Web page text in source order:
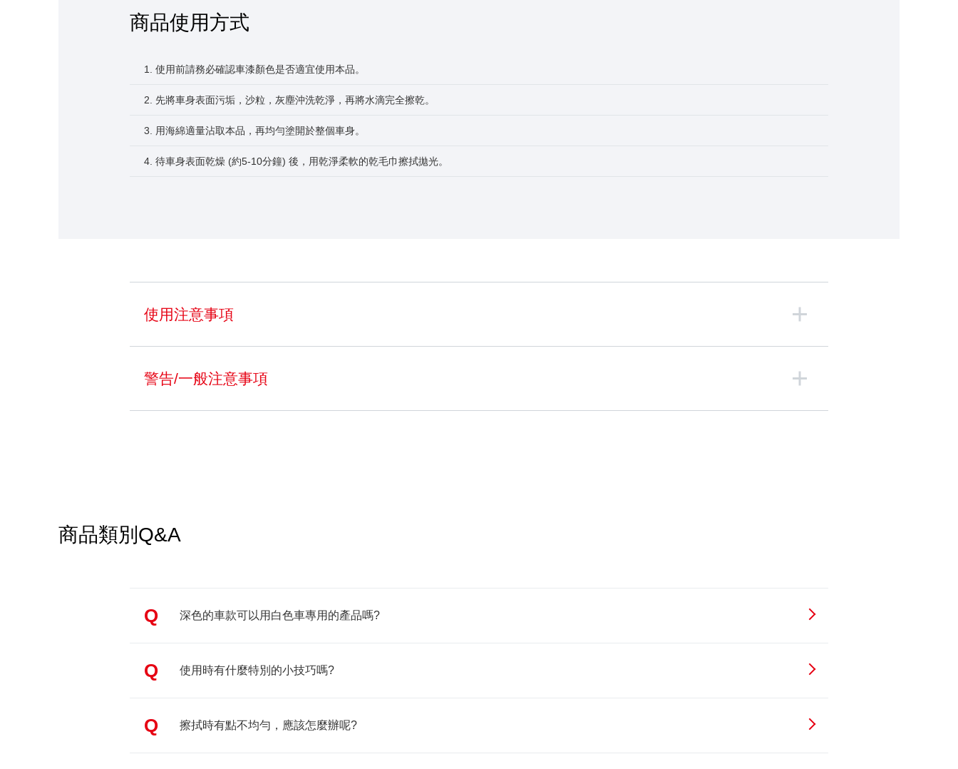
商品使用方式
1. 使用前請務必確認車漆顏色是否適宜使用本品。
2. 先將車身表面污垢，沙粒，灰塵沖洗乾淨，再將水滴完全擦乾。
3. 用海綿適量沾取本品，再均勻塗開於整個車身。
4. 待車身表面乾燥 (約5-10分鐘) 後，用乾淨柔軟的乾毛巾擦拭拋光。
使用注意事項
警告/一般注意事項
商品類別Q&A
Q 深色的車款可以用白色車專用的產品嗎?
Q 使用時有什麼特別的小技巧嗎?
Q 擦拭時有點不均勻，應該怎麼辦呢?